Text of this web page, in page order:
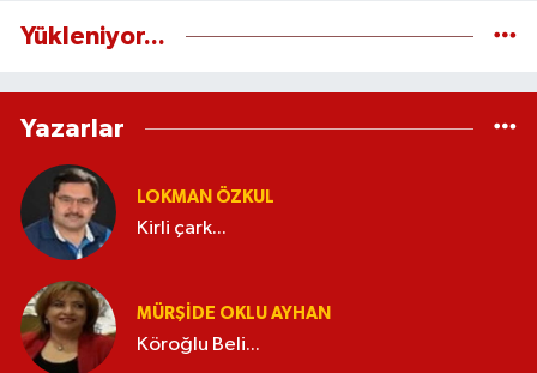
Yükleniyor...
Yazarlar
LOKMAN ÖZKUL
Kirli çark...
MÜRŞIDE OKLU AYHAN
Köroğlu Beli...